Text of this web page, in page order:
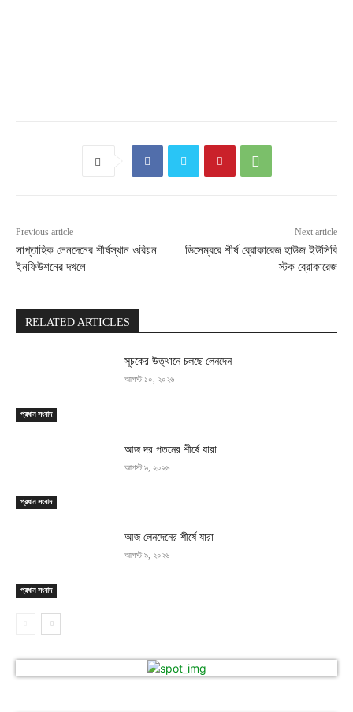
Previous article
সাপ্তাহিক লেনদেনের শীর্ষস্থান ওরিয়ন
ইনফিউশনের দখলে
Next article
ডিসেম্বরে শীর্ষ ব্রোকারেজ হাউজ ইউসিবি
স্টক ব্রোকারেজ
RELATED ARTICLES
প্রধান সংবাদ
সূচকের উত্থানে চলছে লেনদেন
আগস্ট ১০, ২০২৬
প্রধান সংবাদ
আজ দর পতনের শীর্ষে যারা
আগস্ট ৯, ২০২৬
প্রধান সংবাদ
আজ লেনদেনের শীর্ষে যারা
আগস্ট ৯, ২০২৬